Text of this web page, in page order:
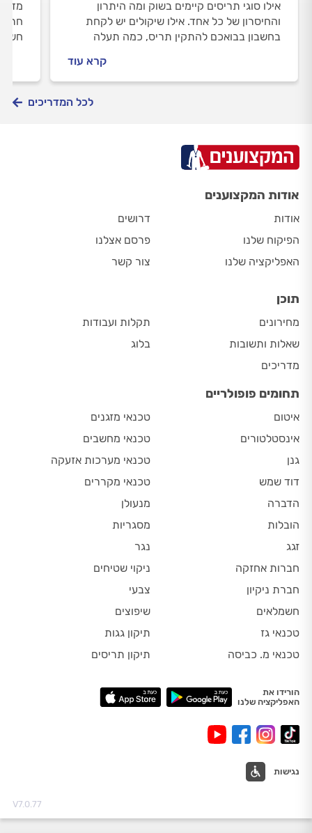
אילו סוגי תריסים קיימים בשוק ומה היתרון
והחיסרון של כל אחד. אילו שיקולים יש לקחת
בחשבון בבואכם להתקין תריס, כמה תעלה
קרא עוד
לכל המדריכים
אודות המקצוענים
אודות
הפיקוח שלנו
האפליקציה שלנו
דרושים
פרסם אצלנו
צור קשר
תוכן
מחירונים
שאלות ותשובות
מדריכים
תקלות ועבודות
בלוג
תחומים פופולריים
איטום
אינסטלטורים
גנן
דוד שמש
הדברה
הובלות
זגג
חברות אחזקה
חברת ניקיון
חשמלאים
טכנאי גז
טכנאי מ. כביסה
טכנאי מזגנים
טכנאי מחשבים
טכנאי מערכות אזעקה
טכנאי מקררים
מנעולן
מסגריות
נגר
ניקוי שטיחים
צבעי
שיפוצים
תיקון גגות
תיקון תריסים
הורידו את
האפליקציה שלנו
נגישות
V7.0.77